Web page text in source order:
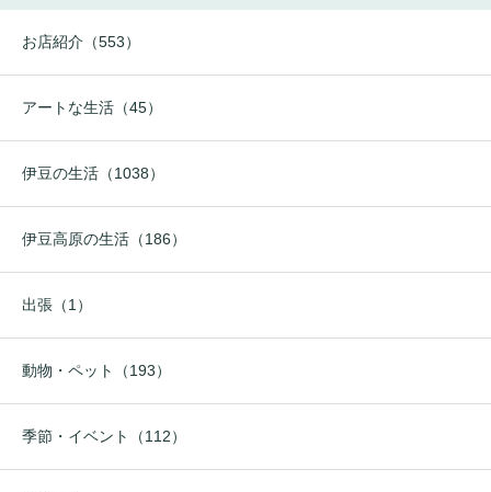
お店紹介（553）
アートな生活（45）
伊豆の生活（1038）
伊豆高原の生活（186）
出張（1）
動物・ペット（193）
季節・イベント（112）